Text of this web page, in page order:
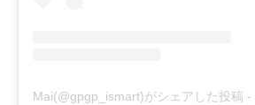
Mai(@gpgp_ismart)がシェアした投稿 -